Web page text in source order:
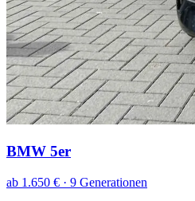
BMW 5er
ab 1.650 € · 9 Generationen